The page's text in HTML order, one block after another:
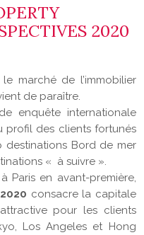
2020
marché de l’immobilier
de paraître.
enquête internationale
profil des clients fortunés
destinations Bord de mer
« à suivre ».
Paris en avant-première,
consacre la capitale
pour les clients
Los Angeles et Hong